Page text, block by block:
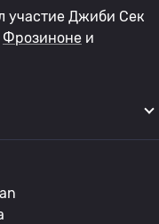
участие Джиби Сек
Фрозиноне и